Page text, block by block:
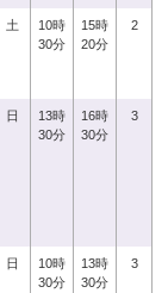
土
10時
30分
15時
20分
2
日
13時
30分
16時
30分
3
日
10時
30分
13時
30分
3